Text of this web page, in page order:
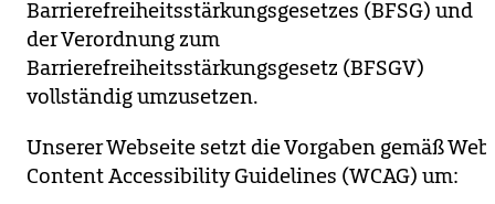
Barrierefreiheitsstärkungsgesetzes (BFSG) und
der Verordnung zum
Barrierefreiheitsstärkungsgesetz (BFSGV)
vollständig umzusetzen.
Unserer Webseite setzt die Vorgaben gemäß Web
Content Accessibility Guidelines (WCAG) um: